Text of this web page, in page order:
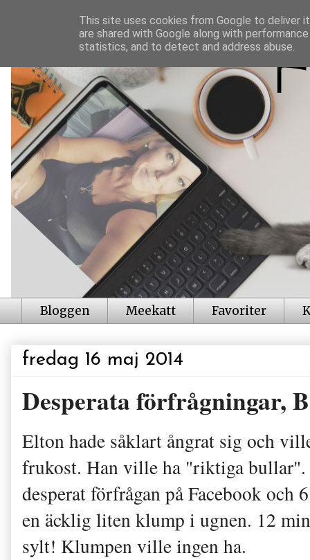
Bloggen Meekatt Favoriter
fredag 16 maj 2014
Desperata förfrågningar,
Elton hade såklart ångrat sig och
frukost. Han ville ha "riktiga bullar".
desperat förfrågan på Facebook
en äcklig liten klump i ugnen. 12
sylt! Klumpen ville ingen ha.
This site uses cookies from Google to deliver
are shared with Google along with
statistics, and to detect and address abuse.